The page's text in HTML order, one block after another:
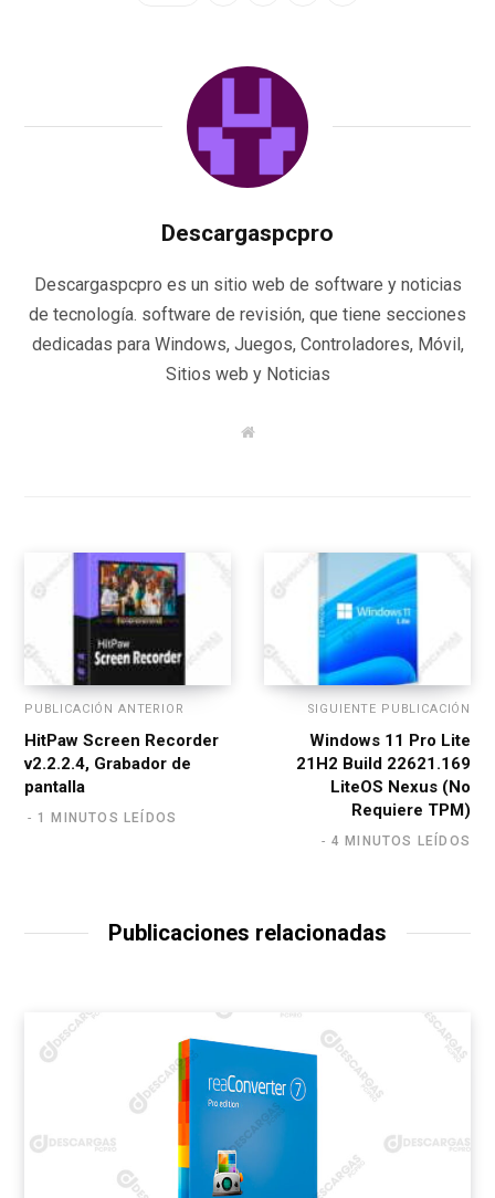
Descargaspcpro
Descargaspcpro es un sitio web de software y noticias
de tecnología. software de revisión, que tiene secciones
dedicadas para Windows, Juegos, Controladores, Móvil,
Sitios web y Noticias
W
PUBLICACIÓN ANTERIOR
HitPaw Screen Recorder
v2.2.2.4, Grabador de
pantalla
1 MINUTOS LEÍDOS
SIGUIENTE PUBLICACIÓN
Windows 11 Pro Lite
21H2 Build 22621.169
LiteOS Nexus (No
Requiere TPM)
4 MINUTOS LEÍDOS
Publicaciones relacionadas